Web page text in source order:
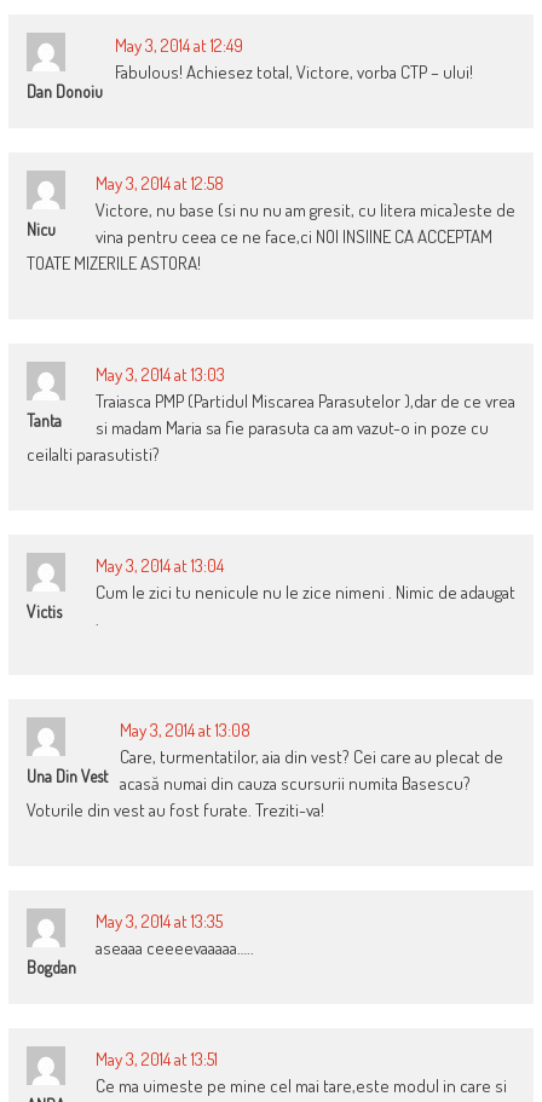
Dan Donoiu
May 3, 2014 at 12:49
Fabulous! Achiesez total, Victore, vorba CTP – ului!
Nicu
May 3, 2014 at 12:58
Victore, nu base (si nu nu am gresit, cu litera mica)este de
vina pentru ceea ce ne face,ci NOI INSIINE CA ACCEPTAM
TOATE MIZERILE ASTORA!
Tanta
May 3, 2014 at 13:03
Traiasca PMP (Partidul Miscarea Parasutelor ),dar de ce vrea
si madam Maria sa fie parasuta ca am vazut-o in poze cu
ceilalti parasutisti?
Victis
May 3, 2014 at 13:04
Cum le zici tu nenicule nu le zice nimeni . Nimic de adaugat
.
Una Din Vest
May 3, 2014 at 13:08
Care, turmentatilor, aia din vest? Cei care au plecat de
acasă numai din cauza scursurii numita Basescu?
Voturile din vest au fost furate. Treziti-va!
Bogdan
May 3, 2014 at 13:35
aseaaa ceeeevaaaaa…..
May 3, 2014 at 13:51
Ce ma uimeste pe mine cel mai tare,este modul in care si